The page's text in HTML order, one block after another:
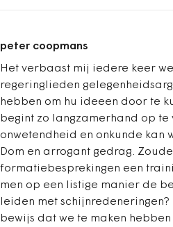
peter coopmans
Het verbaast mij iedere keer
regeringlieden
hebben om hu ideeen door te
begint zo langzamerhand op
onwetendheid en onkunde kan
Dom en arrogant gedrag.
formatiebesprekingen een
men op een listige manier de
leiden met schijnredeneringen?
bewijs dat we te maken